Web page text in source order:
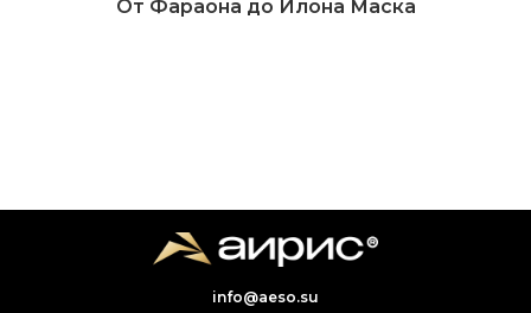
От Фараона до Илона Маска
info@aeso.su